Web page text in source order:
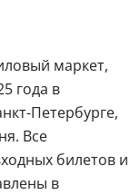
маркет,
года в
Петербурге,
Все
билетов и
в